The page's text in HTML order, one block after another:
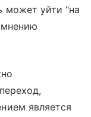
может уйти "на
мнению
является